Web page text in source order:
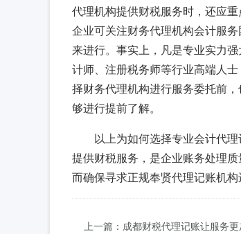
代理机构提供财税服务时，还应
企业可关注财务代理机构会计服
来进行。事实上，凡是专业实力
计师、注册税务师等行业高端人
择财务代理机构进行服务委托前
够进行提前了解。
以上为如何选择专业会计代
提供财税服务，是企业账务处理
而确保寻求正规奉贤代理记账机构
上一篇：成都财税代理记账让服务